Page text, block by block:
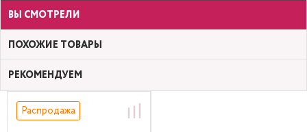
ВЫ СМОТРЕЛИ
ПОХОЖИЕ ТОВАРЫ
РЕКОМЕНДУЕМ
Распродажа